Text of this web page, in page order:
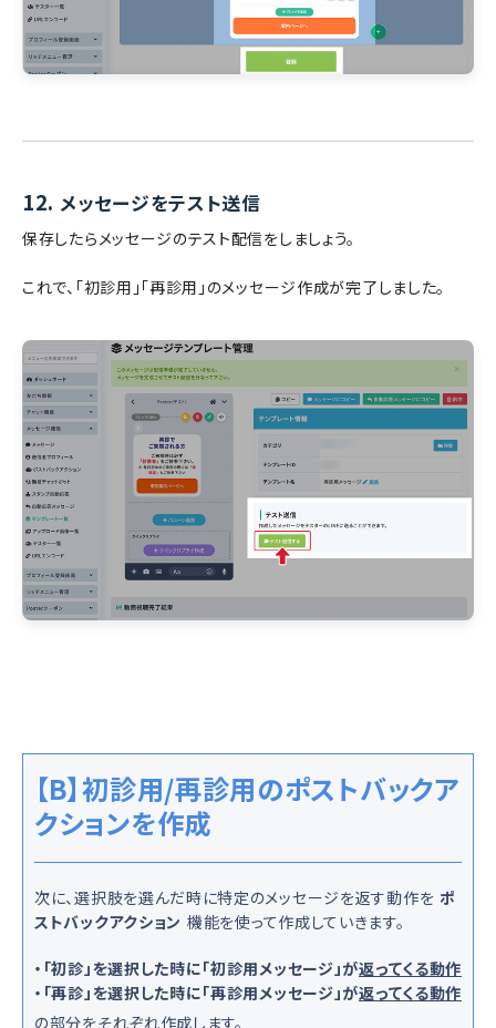
12. メッセージをテスト送信
保存したらメッセージのテスト配信をしましょう。
これで、「初診用」「再診用」のメッセージ作成が完了しました。
【B】初診用/再診用のポストバックア
クションを作成
次に、選択肢を選んだ時に特定のメッセージを返す動作を ポ
ストバックアクション 機能を使って作成していきます。
・「初診」を選択した時に「初診用メッセージ」が返ってくる動作
・「再診」を選択した時に「再診用メッセージ」が返ってくる動作
の部分をそれぞれ作成します。